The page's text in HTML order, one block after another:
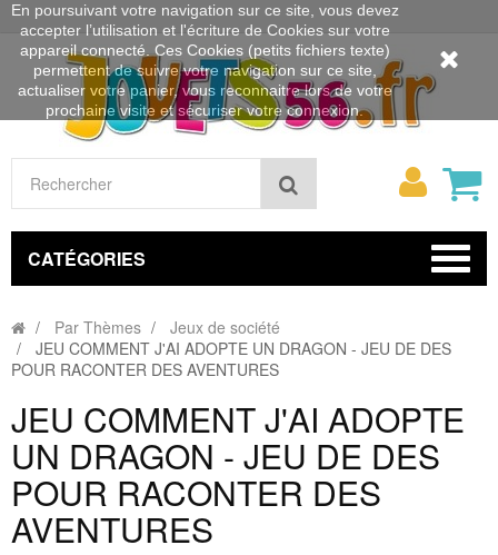
Rechercher
Mon
CATÉGORIES
Par Thèmes
Jeux de société
JEU COMMENT J'AI ADOPTE UN DRAGON - JEU DE DES
POUR RACONTER DES AVENTURES
JEU COMMENT J'AI ADOPTE
UN DRAGON - JEU DE DES
POUR RACONTER DES
AVENTURES
En poursuivant votre navigation sur ce site, vous devez
accepter l’utilisation et l'écriture de Cookies sur votre
appareil connecté. Ces Cookies (petits fichiers texte)
permettent de suivre votre navigation sur ce site,
actualiser votre panier, vous reconnaitre lors de votre
prochaine visite et sécuriser votre connexion.